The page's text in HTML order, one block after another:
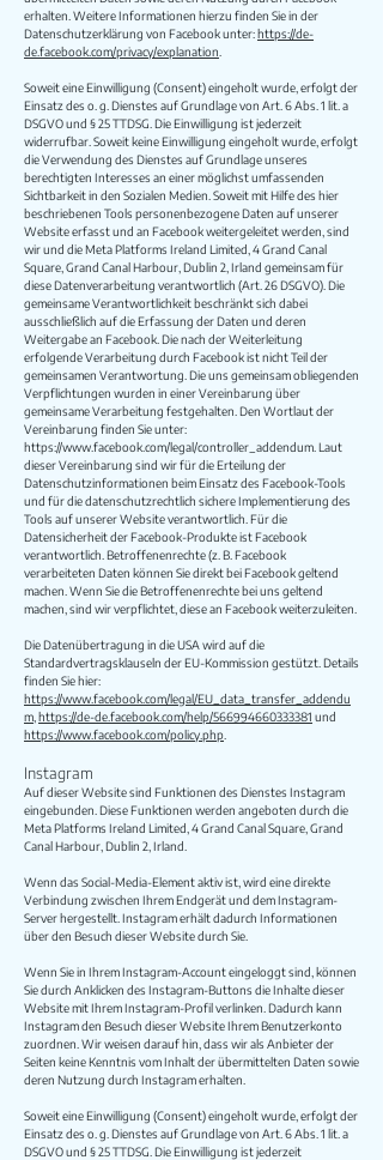
erhalten. Weitere Informationen hierzu finden Sie in der
Datenschutzerklärung von Facebook unter:https://de-
de.facebook.com/privacy/explanation
Soweit eine Einwilligung (Consent) eingeholt wurde, erfolgt der
Einsatz des o. g. Dienstes auf Grundlage von Art. 6 Abs. 1 lit. a
DSGVO und § 25 TTDSG. Die Einwilligung ist jederzeit
widerrufbar. Soweit keine Einwilligung eingeholt wurde, erfolgt
die Verwendung des Dienstes auf Grundlage unseres
berechtigten Interesses an einer möglichst umfassenden
Sichtbarkeit in den Sozialen Medien. Soweit mit Hilfe des hier
beschriebenen Tools personenbezogene Daten auf unserer
Website erfasst und an Facebook weitergeleitet werden, sind
wir und die Meta Platforms Ireland Limited, 4 Grand Canal
Square, Grand Canal Harbour, Dublin 2, Irland gemeinsam für
diese Datenverarbeitung verantwortlich (Art. 26 DSGVO). Die
gemeinsame Verantwortlichkeit beschränkt sich dabei
ausschließlich auf die Erfassung der Daten und deren
Weitergabe an Facebook. Die nach der Weiterleitung
erfolgende Verarbeitung durch Facebook ist nicht Teil der
gemeinsamen Verantwortung. Die uns gemeinsam obliegenden
Verpflichtungen wurden in einer Vereinbarung über
gemeinsame Verarbeitung festgehalten. Den Wortlaut der
Vereinbarung finden Sie unter:
https://www.facebook.com/legal/controller_addendum . Laut
dieser Vereinbarung sind wir für die Erteilung der
Datenschutzinformationen beim Einsatz des Facebook-Tools
und für die datenschutzrechtlich sichere Implementierung des
Tools auf unserer Website verantwortlich. Für die
Datensicherheit der Facebook-Produkte ist Facebook
verantwortlich. Betroffenenrechte (z. B. Facebook
verarbeiteten Daten können Sie direkt bei Facebook geltend
machen. Wenn Sie die Betroffenenrechte bei uns geltend
machen, sind wir verpflichtet, diese an Facebook weiterzuleiten.
Die Datenübertragung in die USA wird auf die
Standardvertragsklauseln der EU-Kommission gestützt. Details
finden Sie hier:
https://www.facebook.com/legal/EU_data_transfer_addendu
m https://de-de.facebook.com/help/566994660333381 und
https://www.facebook.com/policy.php
Instagram
Auf dieser Website sind Funktionen des Dienstes Instagram
eingebunden. Diese Funktionen werden angeboten durch die
Meta Platforms Ireland Limited, 4 Grand Canal Square, Grand
Canal Harbour, Dublin 2, Irland.
Wenn das Social-Media-Element aktiv ist, wird eine direkte
Verbindung zwischen Ihrem Endgerät und dem Instagram-
Server hergestellt. Instagram erhält dadurch Informationen
über den Besuch dieser Website durch Sie.
Wenn Sie in Ihrem Instagram-Account eingeloggt sind, können
Sie durch Anklicken des Instagram-Buttons die Inhalte dieser
Website mit Ihrem Instagram-Profil verlinken. Dadurch kann
Instagram den Besuch dieser Website Ihrem Benutzerkonto
zuordnen. Wir weisen darauf hin, dass wir als Anbieter der
Seiten keine Kenntnis vom Inhalt der übermittelten Daten sowie
deren Nutzung durch Instagram erhalten.
Soweit eine Einwilligung (Consent) eingeholt wurde, erfolgt der
Einsatz des o. g. Dienstes auf Grundlage von Art. 6 Abs. 1 lit. a
DSGVO und § 25 TTDSG. Die Einwilligung ist jederzeit